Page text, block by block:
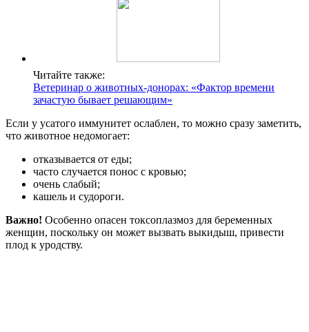
Читайте также:
Ветеринар о животных-донорах: «Фактор времени
зачастую бывает решающим»
Если у усатого иммунитет ослаблен, то можно сразу заметить,
что животное недомогает:
отказывается от еды;
часто случается понос с кровью;
очень слабый;
кашель и судороги.
Важно! Особенно опасен токсоплазмоз для беременных
женщин, поскольку он может вызвать выкидыш, привести
плод к уродству.